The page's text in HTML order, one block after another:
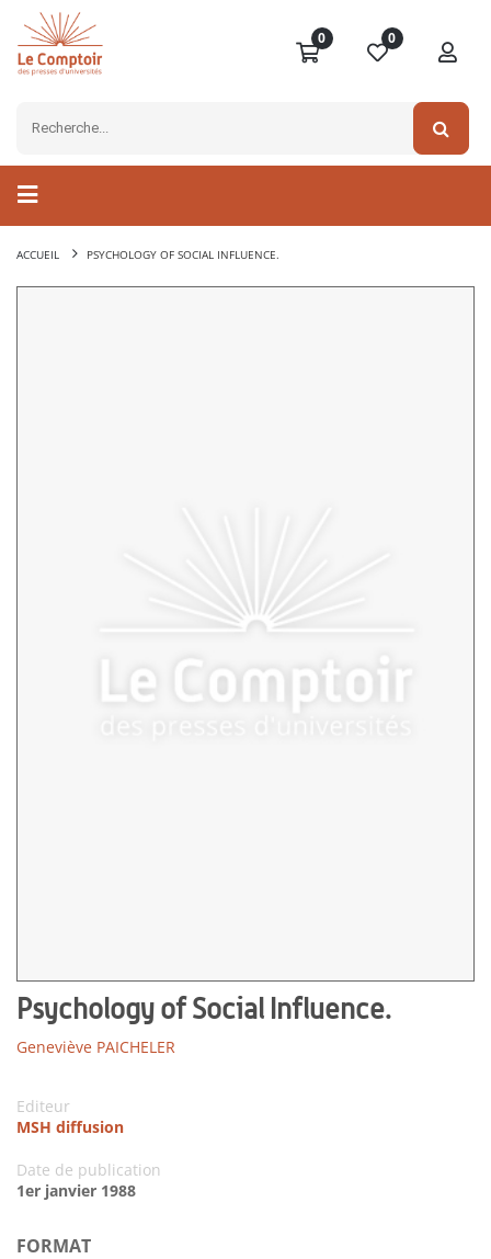
0 0
ACCUEIL PSYCHOLOGY OF SOCIAL INFLUENCE.
Psychology of Social Influence.
Geneviève PAICHELER
Editeur
MSH diffusion
Date de publication
1er janvier 1988
FORMAT